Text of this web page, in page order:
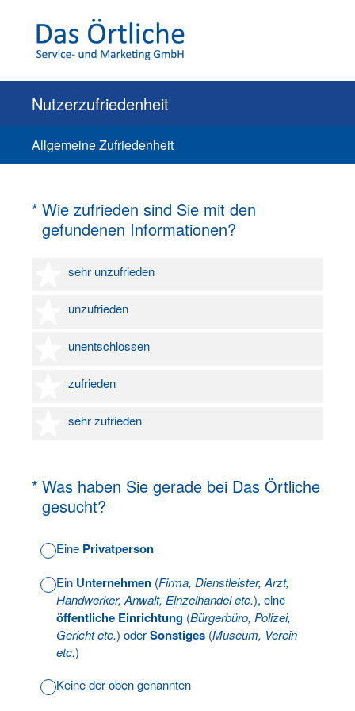
Nutzerzufriedenheit
Allgemeine Zufriedenheit
* Wie zufrieden sind Sie mit den
gefundenen Informationen?
(Erforderlich.)
sehr unzufrieden
1 Stern
unzufrieden
2 Sterne
unentschlossen
3 Sterne
zufrieden
4 Sterne
sehr zufrieden
5 Sterne
* Was haben Sie gerade bei Das Örtliche
gesucht?
(Erforderlich.)
Eine Privatperson
Ein Unternehmen (Firma, Dienstleister, Arzt,
Handwerker, Anwalt, Einzelhandel etc.), eine
öffentliche Einrichtung (Bürgerbüro, Polizei,
Gericht etc.) oderSonstiges (Museum, Verein
etc.)
Keine der oben genannten